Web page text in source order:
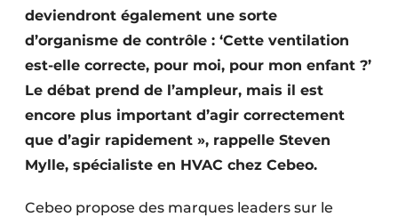
deviendront également une sorte
d’organisme de contrôle : ‘Cette ventilation
est-elle correcte, pour moi, pour mon enfant ?’
Le débat prend de l’ampleur, mais il est
encore plus important d’agir correctement
que d’agir rapidement », rappelle Steven
Mylle, spécialiste en HVAC chez Cebeo.
Cebeo propose des marques leaders sur le